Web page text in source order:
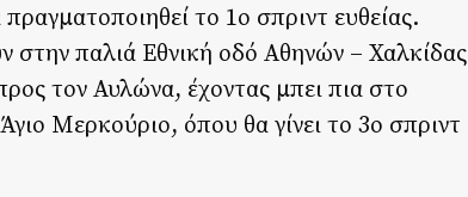
το 1ο σπριντ ευθείας.
παλιά Εθνική οδό Αθηνών – Χαλκίδας
τον Αυλώνα, έχοντας μπει πια στο
Μερκούριο, όπου θα γίνει το 3ο σπριντ